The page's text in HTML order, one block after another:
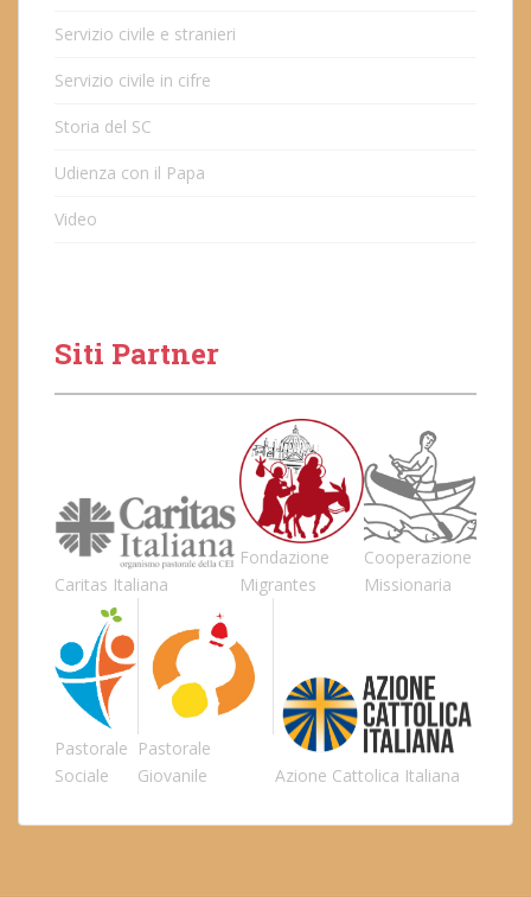
Servizio civile e stranieri
Servizio civile in cifre
Storia del SC
Udienza con il Papa
Video
Siti Partner
Caritas Italiana
Fondazione
Migrantes
Cooperazione
Missionaria
Pastorale
Sociale
Pastorale
Giovanile
Azione Cattolica Italiana